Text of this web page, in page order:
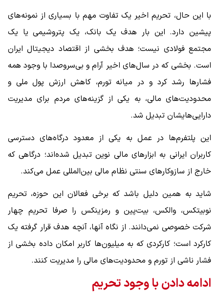
با این حال، تحریم اخیر یک تفاوت مهم با بسیاری از نمونه‌های
پیشین دارد. این بار هدف یک بانک، یک پتروشیمی یا یک
مجتمع فولادی نیست؛ هدف بخشی از اقتصاد دیجیتال ایران
است. بخشی که در سال‌های اخیر آرام و بی‌سروصدا با وجود همه
فشارها رشد کرد و در میانه تورم، کاهش ارزش پول ملی و
محدودیت‌های مالی، به یکی از گزینه‌های مردم برای مدیریت
دارایی‌هایشان تبدیل شد.
این پلتفرم‌ها در عمل به یکی از معدود درگاه‌های دسترسی
کاربران ایرانی به ابزارهای مالی نوین تبدیل شده‌اند؛ درگاهی که
خارج از سازوکارهای سنتی نظام مالی بین‌المللی عمل می‌کند.
شاید به همین دلیل باشد که برخی فعالان این حوزه، تحریم
نوبیتکس، والکس، بیت‌پین و رمزینکس را صرفا تحریم چهار
شرکت خصوصی نمی‌دانند. از نگاه آنها، آنچه هدف قرار گرفته یک
کارکرد است؛ کارکردی که به میلیون‌ها کاربر امکان داده بخشی از
فشار ناشی از تورم و محدودیت‌های مالی را مدیریت کنند.
ادامه دادن با وجود تحریم